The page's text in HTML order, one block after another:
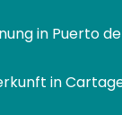
in Puerto
in